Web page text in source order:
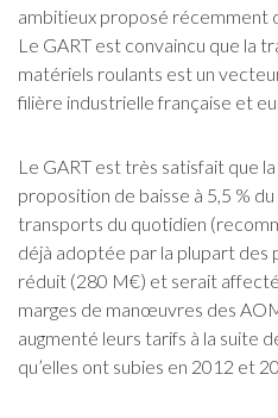
ambitieux proposé récemment
Le GART est convaincu que la
matériels roulants est un
filière industrielle française et
Le GART est très satisfait que
proposition de baisse à 5,5 %
transports du quotidien
déjà adoptée par la plupart des
réduit (280 M€) et serait
marges de manœuvres des
augmenté leurs tarifs à la suite
qu’elles ont subies en 2012 et